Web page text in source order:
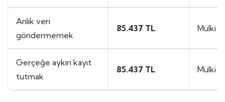
Anlık veri
göndermemek
85.437 TL Mülki
Gerçeğe aykırı kayıt
tutmak
85.437 TL Mülki